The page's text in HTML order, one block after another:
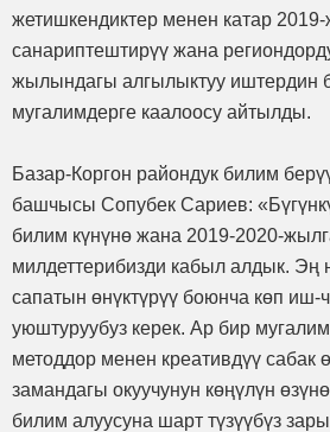
жетишкендиктер менен катар
санариптештирүү жана
жылындагы алгылыктуу иштердин
мугалимдерге каалоосу айтылды.
Базар-Коргон райондук билим
башчысы Сопубек Сариев:
билим күнүнө жана 2019-2020-
милдеттерибизди кабыл алдык. Эң
сапатын өнүктүрүү боюнча көп иш-
уюштуруубуз керек. Ар бир
методдор менен креативдүү сабак
замандагы окуучунун көңүлүн
билим алуусуна шарт түзүүбүз